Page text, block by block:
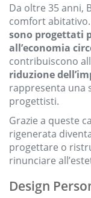
Da oltre 35 anni,
comfort
sono progettati
all’economia
contribuiscono
riduzione
rappresenta una
progettisti.
Grazie a queste
rigenerata
progettare o
rinunciare
Design